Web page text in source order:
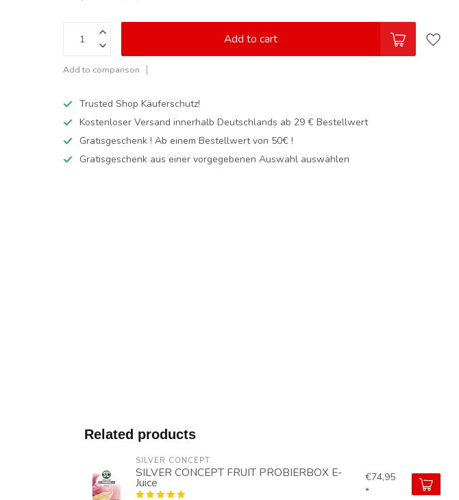
Add to cart
Add to comparison
Trusted Shop Käuferschutz!
Kostenloser Versand innerhalb Deutschlands ab 29 € Bestellwert
Gratisgeschenk ! Ab einem Bestellwert von 50€ !
Gratisgeschenk aus einer vorgegebenen Auswahl auswählen
Related products
SILVER CONCEPT
SILVER CONCEPT FRUIT PROBIERBOX E-
Juice
€74,95
*